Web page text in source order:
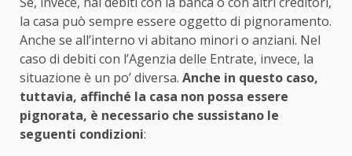
la casa può sempre essere oggetto di pignoramento.
Anche se all’interno vi abitano minori o anziani. Nel
caso di debiti con l’Agenzia delle Entrate, invece, la
situazione è un po’ diversa. Anche in questo caso,
tuttavia, affinché la casa non possa essere
pignorata, è necessario che sussistano le
seguenti condizioni: